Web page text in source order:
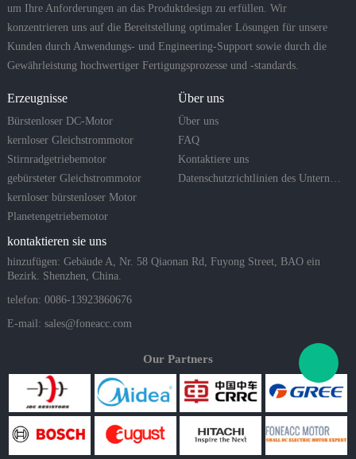
um Ihre Anforderungen an das Produktdesign zu erfüllen. Wir
konzentrieren uns auf die Bereitstellung optimaler Lösungen für unsere
Kunden durch Anwendungs- und Engineering-Support sowie durch die
Gewährleistung hochwertiger Fertigungsprozesse und -standards.
Erzeugnisse
Bürstenloser DC-Motor
kernloser Gleichstrommotor
Stirnradgetriebemotor
gebürsteter Gleichstrommotor
kernloser bürstenloser Motor
Planetengetriebemotor
Über uns
Über uns
FAQ
Kontaktiere uns
kontaktieren sie uns
hinzufügen: Gebäude A, Nr. 58 Qiaonan Rd, Fuyong Street, BAO ein
Bezirk. Shenzhen, China.
telefon: 0086-13923860676
E-mail: sales@foneacc.com
Our Partners